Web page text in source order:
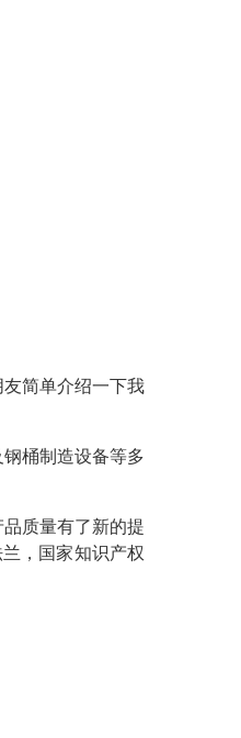
简单介绍一下我
桶制造设备等多
质量有了新的提
，国家知识产权